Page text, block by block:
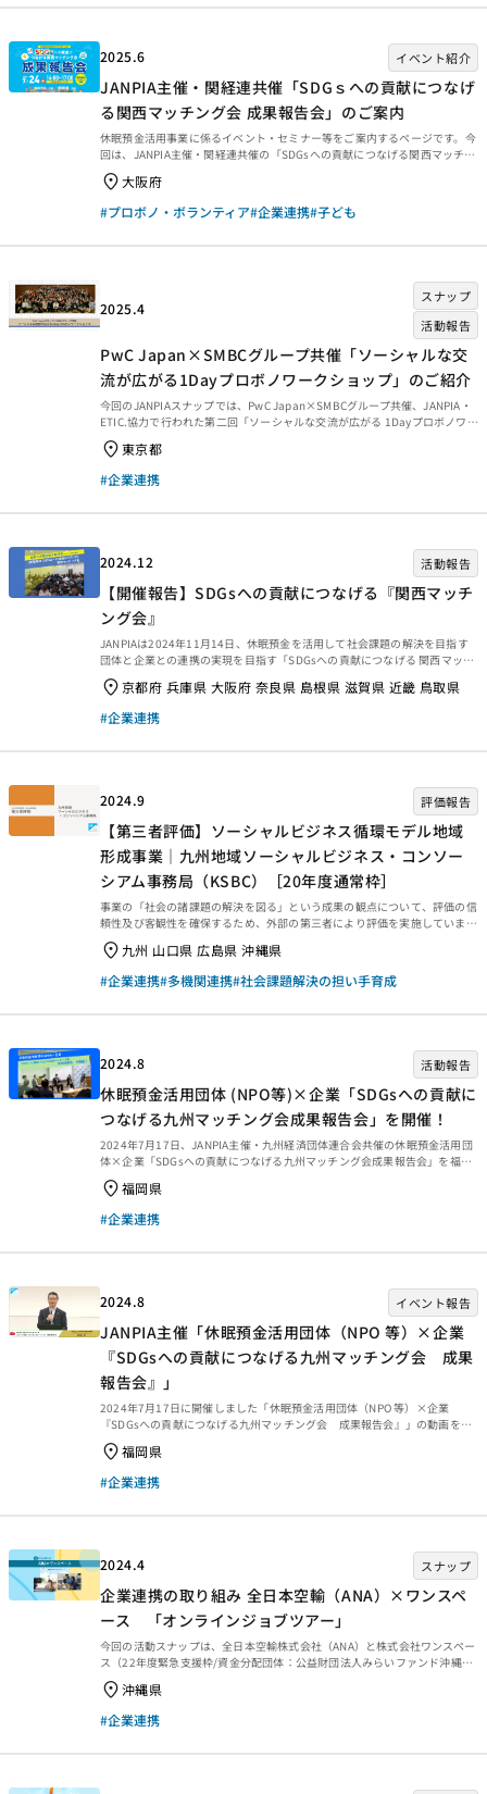
ます。後半はゲストを交えて能登各地で活動す...
2025.6 イベント紹介
JANPIA主催・関経連共催「SDGｓへの貢献につなげ
る関西マッチング会 成果報告会」のご案内
休眠預金活用事業に係るイベント・セミナー等をご案内するページです。今
回は、JANPIA主催・関経連共催の「SDGsへの貢献につなげる関西マッチン
グ会 成果報告会」をご案内します。 休眠預金活用団体（NPO 等）×企業
「SDGsへの貢献につなげる関西マッチング会 成果報告会」 2024年11月、
休眠預金を活用した20の実行団体（NPO等）と31の企業が参加したマッチ
ング会を実施しました。本報告会では、そこから生まれた39案件（協議中
ら、連携の動機やプロセス、成果、今後に向けた想いなどを語っていただき
大阪府
#プロボノ・ボランティア#企業連携#子ども
2025.4
スナップ
活動報告
PwC Japan×SMBCグループ共催「ソーシャルな交
流が広がる1Dayプロボノワークショップ」のご紹介
今回のJANPIAスナップでは、PwC Japan×SMBCグループ共催、JANPIA・
ETIC.協力で行われた第二回「ソーシャルな交流が広がる 1Dayプロボノワー
クショップ」』の様子をお届けします。 イベント概要 2025年2月22日
（土）、PwC Japanグループ（以下、PwC Japan）と株式会社三井住友フ
ィナンシャルグループ（以下、SMBCグループ）は、企業の垣根を越えたコ
レクティブインパクトの創出を目指し、第二回「ソーシャルな交流が広がる
配団体でもあるETIC.が協力団体として参加しました。...
東京都
#企業連携
2024.12 活動報告
【開催報告】SDGsへの貢献につなげる『関西マッチ
ング会』
JANPIAは2024年11月14日、休眠預金を活用して社会課題の解決を目指す
団体と企業との連携の実現を目指す「SDGsへの貢献につなげる 関西マッチ
ング会」を大阪市のグランフロント大阪で開催しました。JANPIAとしては4
回目のマッチング会で、昨年度の福岡での開催に続くものとなります。関西
を中心とする企業31社、大阪・京都・兵庫・奈良・滋賀で休眠預金活用事
業を進めている20の実行団体、そのパートナーである15の資金分配団体に
ました。（企業連携・マッチング会） ＜プログラム＞ 開会の挨拶と事業概
京都府 兵庫県 大阪府 奈良県 島根県 滋賀県 近畿 鳥取県
#企業連携
2024.9 評価報告
【第三者評価】ソーシャルビジネス循環モデル地域
形成事業｜九州地域ソーシャルビジネス・コンソー
シアム事務局（KSBC）［20年度通常枠］
事業の「社会の諸課題の解決を図る」という成果の観点について、評価の信
頼性及び客観性を確保するため、外部の第三者により評価を実施していま
す。今回は、2020年度通常枠【ソーシャルビジネス循環モデル地域形成事
業｜九州地域ソーシャルビジネス・コンソーシアム事務局（KSBC）】の第
三者評価報告書をご紹介します。ぜひご覧ください。 第三者評価・外部評価
とは 事業の「社会の諸課題の解決を図る」という成果の観点について、評
います。事業規模、重要性、国民的関心度、革新性の高さ、発展性等の観点
九州 山口県 広島県 沖縄県
#企業連携#多機関連携#社会課題解決の担い手育成
2024.8 活動報告
休眠預金活用団体 (NPO等)×企業「SDGsへの貢献に
つなげる九州マッチング会成果報告会」を開催！
2024年7月17日、JANPIA主催・九州経済団体連合会共催の休眠預金活用団
体×企業「SDGsへの貢献につなげる九州マッチング会成果報告会」を福岡
市の電気ビル共創館にて開催しました。会場とオンラインのハイブリット開
催で、参加者は150名を超え、関心の高さがうかがえました。（企業連携・
マッチング会） 2024年7月17日、休眠預金活用団体(NPO等)×企業「SDGs
への貢献につなげる九州マッチング会成果報告会」が開催されました。先立
業30社が参加。本会では、そこから生まれた30連携(協議中案件含む)の中か
福岡県
#企業連携
2024.8 イベント報告
JANPIA主催「休眠預金活用団体（NPO 等）×企業
『SDGsへの貢献につなげる九州マッチング会 成果
報告会』」
2024年7月17日に開催しました「休眠預金活用団体（NPO 等）×企業
『SDGsへの貢献につなげる九州マッチング会 成果報告会』」の動画をご
紹介します。 2023年11月に実施したマッチング会には休眠預金活用21実行
団体と企業30社が参加。そこから生まれた30連携（協議中案件含む）の中
から5事例をご紹介します。 ＜プログラム＞ ■開会の挨拶 動画
https://youtu.be/f7GXdjTRnV8 ■九経連の挨拶 動画
https://youtu.be/XkhGd-MsrG0 ■ファシリテー...
福岡県
#企業連携
2024.4 スナップ
企業連携の取り組み 全日本空輸（ANA）×ワンスペ
ース 「オンラインジョブツアー」
今回の活動スナップは、全日本空輸株式会社（ANA）と株式会社ワンスペー
ス（22年度緊急支援枠/資金分配団体：公益財団法人みらいファンド沖縄）
が行ったオンラインジョブツアーの様子をお伝えします。（企業連携・活動
事例） 活動概要 公益財団法人みらいファンド沖縄（以下、みらいファンド
沖縄）は、コロナ禍で子どもたちの体験や交流が失われたという課題解決に
向け、人との直接的な接触を避けながらできる「配信技術を活用したコンテ
た体験や発信、交流を再構築〜」として休眠預金活用事業に取り組んでいま
沖縄県
#企業連携